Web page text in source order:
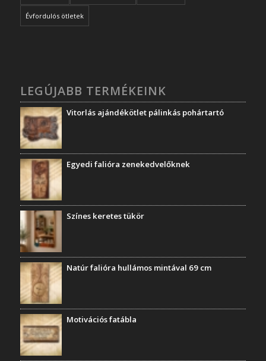
Évfordulós ötletek
LEGÚJABB TERMÉKEINK
Vitorlás ajándékötlet pálinkás pohártartó
Egyedi falióra zenekedvelőknek
Színes keretes tükör
Natúr falióra hullámos mintával 69 cm
Motivációs fatábla